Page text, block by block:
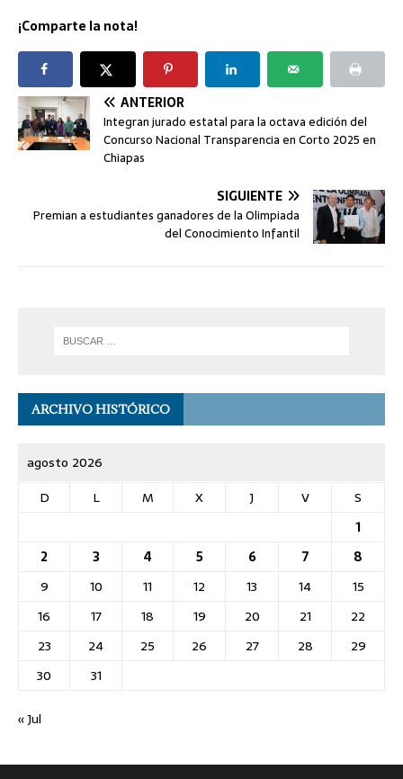
¡Comparte la nota!
ANTERIOR
Integran jurado estatal para la octava edición del
Concurso Nacional Transparencia en Corto 2025 en
Chiapas
SIGUIENTE
Premian a estudiantes ganadores de la Olimpiada
del Conocimiento Infantil
ARCHIVO HISTÓRICO
agosto 2026
D
L M X J V
S
1
2
3 4 5 6 7
8
9
10 11 12 13 14
15
16
17 18 19 20 21
22
23
24 25 26 27 28
29
30
31
« Jul